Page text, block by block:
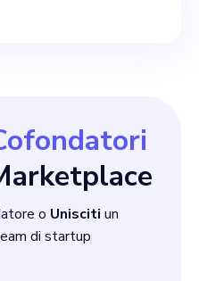
o Unisciti un
di startup